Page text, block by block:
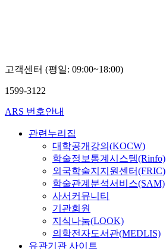
고객센터 (평일: 09:00~18:00)
1599-3122
ARS 번호안내
관련누리집
대학공개강의(KOCW)
학술정보통계시스템(Rinfo)
외국학술지지원센터(FRIC)
학술관계분석서비스(SAM)
사서커뮤니티
기관회원
지식나눔(LOOK)
의학전자도서관(MEDLIS)
유관기관 사이트